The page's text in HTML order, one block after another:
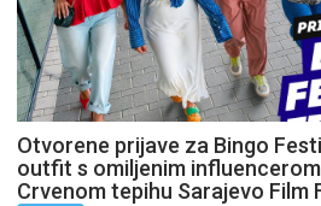
Otvorene prijave za Bingo
outfit s omiljenim
Crvenom tepihu Sarajevo Film